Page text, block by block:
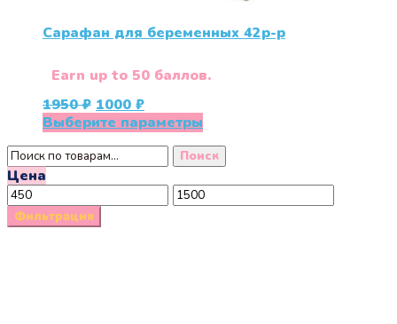
Сарафан для беременных 42р-р
Earn up to 50 баллов.
1950₽ Первоначальная
цена
1950 ₽.
1000 ₽Текущая
цена:
Выберите параметры
имеет
вариаций.
Опции
Искать: Поиск
Цена
Минимальная
цена
Максимальная
цена
Фильтрация